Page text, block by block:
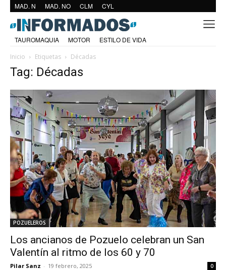
MAD. N MAD. NO CLM CYL
TAUROMAQUIA MOTOR
ESTILO DE VIDA
Inicio
Etiquetas Décadas
Tag: Décadas
POZUELEROS
Los ancianos de Pozuelo celebran un San
Valentín al ritmo de los 60 y 70
Pilar Sanz - 19 febrero, 2025 0